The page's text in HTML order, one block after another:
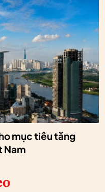
mục tiêu tăng
Nam